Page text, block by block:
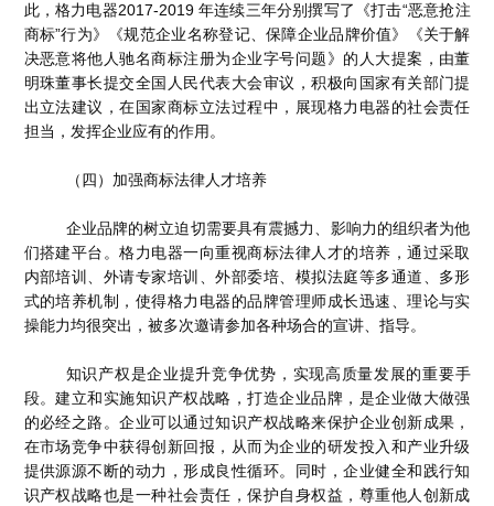
此，格力电器2017-2019 年连续三年分别撰写了《打击“恶意抢注
商标”行为》《规范企业名称登记、保障企业品牌价值》《关于解
决恶意将他人驰名商标注册为企业字号问题》的人大提案，由董
明珠董事长提交全国人民代表大会审议，积极向国家有关部门提
出立法建议，在国家商标立法过程中，展现格力电器的社会责任
担当，发挥企业应有的作用。
（四）加强商标法律人才培养
企业品牌的树立迫切需要具有震撼力、影响力的组织者为他
们搭建平台。格力电器一向重视商标法律人才的培养，通过采取
内部培训、外请专家培训、外部委培、模拟法庭等多通道、多形
式的培养机制，使得格力电器的品牌管理师成长迅速、理论与实
操能力均很突出，被多次邀请参加各种场合的宣讲、指导。
知识产权是企业提升竞争优势，实现高质量发展的重要手
段。建立和实施知识产权战略，打造企业品牌，是企业做大做强
的必经之路。企业可以通过知识产权战略来保护企业创新成果，
在市场竞争中获得创新回报，从而为企业的研发投入和产业升级
提供源源不断的动力，形成良性循环。同时，企业健全和践行知
识产权战略也是一种社会责任，保护自身权益，尊重他人创新成